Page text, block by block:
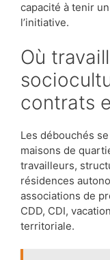
capacité à tenir
l’initiative.
Où travailler en animation
contrats
Les débouchés
maisons de
travailleurs,
résidences
associations de
CDD, CDI,
territoriale.